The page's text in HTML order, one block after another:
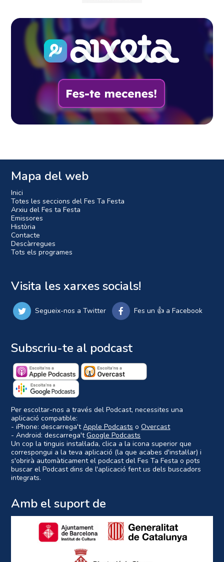
Mapa del web
Inici
Totes les seccions del Fes Ta Festa
Arxiu del Fes ta Festa
Emissores
Història
Contacte
Descàrregues
Tots els programes
Visita les xarxes socials!
Segueix-nos a Twitter Fes un 👍 a Facebook
Subscriu-te al podcast
Per escoltar-nos a través del Podcast, necessites una
aplicació compatible:
- iPhone: descarrega'tApple Podcasts oOvercast
- Android: descarrega'tGoogle Podcasts
Un cop la tinguis instal·lada, clica a la icona superior que
correspongui a la teva aplicació (la que acabes d'instal·lar) i
s'obrirà automàticament el podcast del Fes Ta Festa o pots
buscar el Podcast dins de l'aplicació fent us dels buscadors
integrats.
Amb el suport de